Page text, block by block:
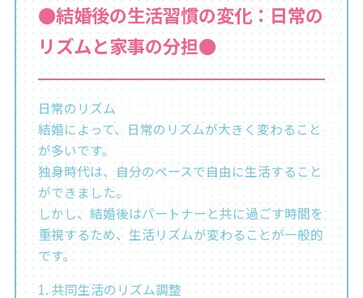
●結婚後の生活習慣の変化：日常の
リズムと家事の分担●
日常のリズム
結婚によって、日常のリズムが大きく変わること
が多いです。
独身時代は、自分のペースで自由に生活すること
ができました。
しかし、結婚後はパートナーと共に過ごす時間を
重視するため、生活リズムが変わることが一般的
です。
1. 共同生活のリズム調整